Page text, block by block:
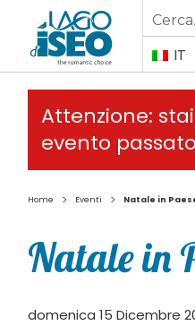
Search
for:
IT
Attenzione:
evento passato
Home > Eventi > Natale in
Natale in
domenica 15 Dicembre